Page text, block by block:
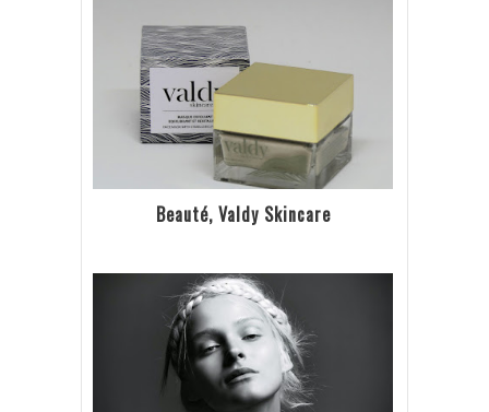
Beauté, Valdy Skincare